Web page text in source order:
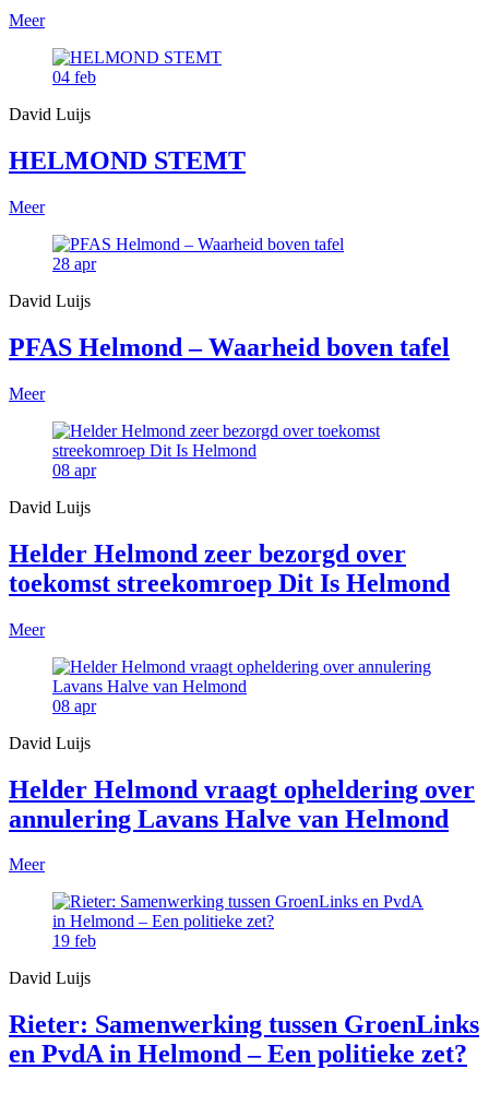
Meer
04 feb
David Luijs
HELMOND STEMT
Meer
28 apr
David Luijs
PFAS Helmond – Waarheid boven tafel
Meer
08 apr
David Luijs
Helder Helmond zeer bezorgd over
toekomst streekomroep Dit Is Helmond
Meer
08 apr
David Luijs
Helder Helmond vraagt opheldering over
annulering Lavans Halve van Helmond
Meer
19 feb
David Luijs
Rieter: Samenwerking tussen GroenLinks
en PvdA in Helmond – Een politieke zet?